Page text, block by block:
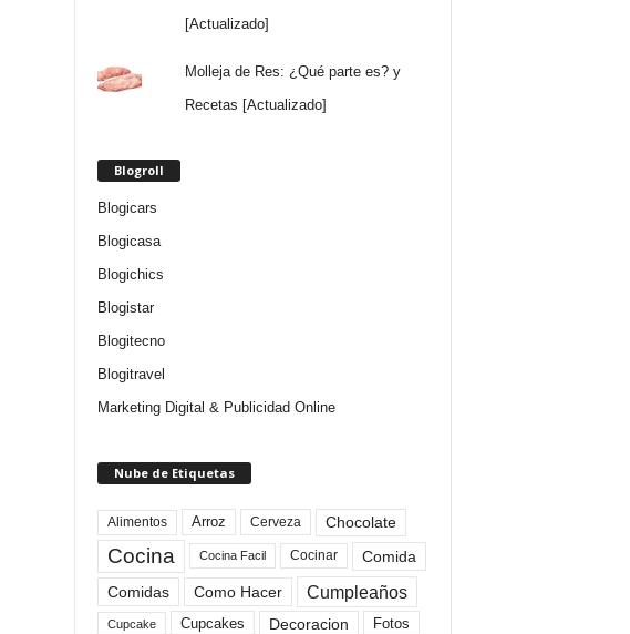
[Actualizado]
Molleja de Res: ¿Qué parte es? y
Recetas [Actualizado]
Blogroll
Blogicars
Blogicasa
Blogichics
Blogistar
Blogitecno
Blogitravel
Marketing Digital & Publicidad Online
Nube de Etiquetas
Alimentos Arroz Cerveza Chocolate
Cocina Cocina Facil Cocinar
Comida
Comidas
Como Hacer Cumpleaños
Cupcake Cupcakes Decoracion Fotos